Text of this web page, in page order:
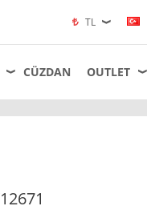
TL
CÜZDAN OUTLET